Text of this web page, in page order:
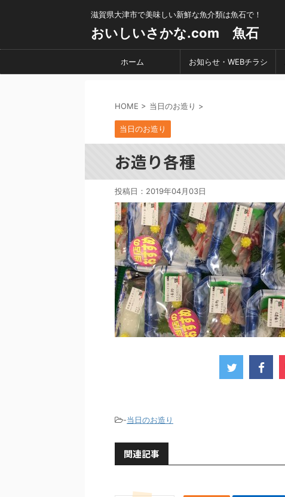
滋賀県大津市で美味しい新鮮な魚介類は魚石で！
おいしいさかな.com 魚石
ホーム お知らせ・WEBチラシ
HOME > 当日のお造り >
当日のお造り
お造り各種
投稿日： 2019年04月03日
-当日のお造り
関連記事